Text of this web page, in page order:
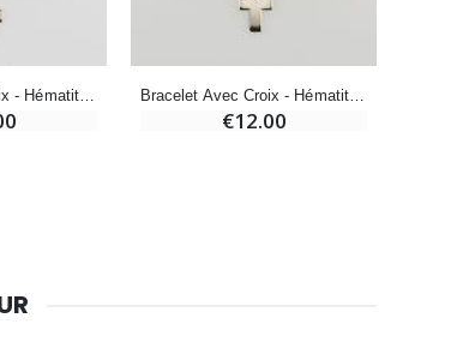
Bracelet Avec Croix - Hématite & Vésuvianite Bracelet Avec Croix - Hématite & Soleil Bleu
€12.00